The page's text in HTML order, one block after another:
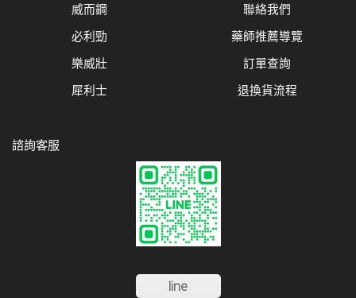
威而鋼
必利勁
樂威壯
犀利士
聯絡我們
藥師推薦導覽
訂單查詢
退換貨流程
諮詢客服
line